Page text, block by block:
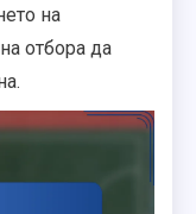
на
отбора да